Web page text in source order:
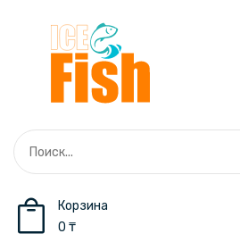
Корзина
0 ₸